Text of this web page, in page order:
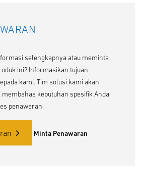
selengkapnya atau meminta
ini? Informasikan tujuan
kami. Tim solusi kami akan
kebutuhan spesifik Anda
penawaran.
Minta Penawaran